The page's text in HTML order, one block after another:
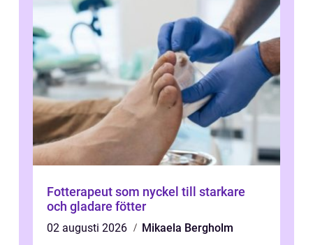
Fotterapeut som nyckel till starkare
och gladare fötter
02 augusti 2026
Mikaela Bergholm